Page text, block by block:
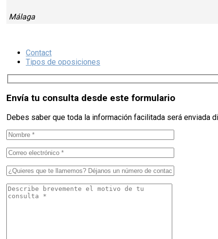
Málaga
Contact
Tipos de oposiciones
Envía tu consulta desde este formulario
Debes saber que toda la información facilitada será enviada